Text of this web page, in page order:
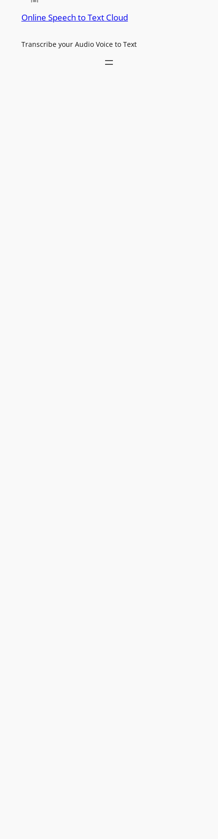
Online Speech to Text Cloud
Transcribe your Audio Voice to Text